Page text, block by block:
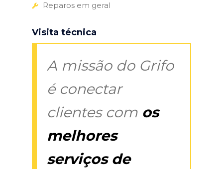
Reparos em geral
Visita técnica
A missão do Grifo
é conectar
clientes com os
melhores
serviços de